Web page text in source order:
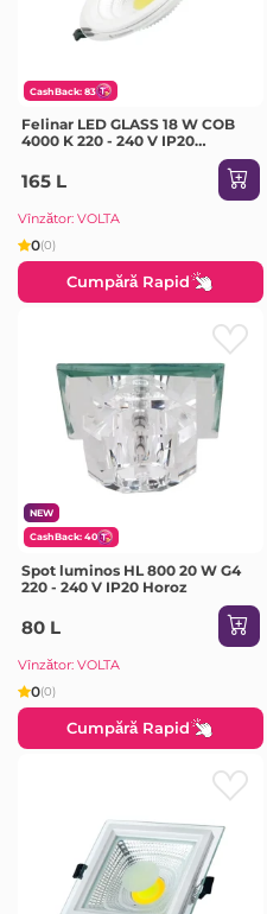
CashBack: 83
Felinar LED GLASS 18 W COB
4000 K 220 - 240 V IP20
165 L
Vînzător: VOLTA
0(0)
Cumpără Rapid
NEW
CashBack: 40
Spot luminos HL 800 20 W G4
220 - 240 V IP20 Horoz
80 L
Vînzător: VOLTA
0(0)
Cumpără Rapid